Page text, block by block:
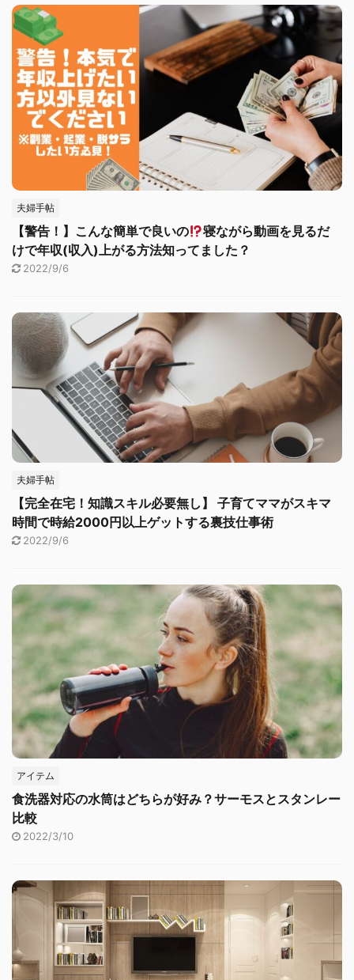
夫婦手帖
【警告！】こんな簡単で良いの
寝ながら動画を見るだ
けで年収(収入)上がる方法知ってました？
2022/9/6
夫婦手帖
【完全在宅！知識スキル必要無し】 子育てママがスキマ
時間で時給2000円以上ゲットする裏技仕事術
2022/9/6
アイテム
食洗器対応の水筒はどちらが好み？サーモスとスタンレー
比較
2022/3/10